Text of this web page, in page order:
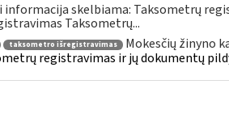
informacija skelbiama: Taksometrų
Taksometrų...
taksometro išregistravimas Mokesčių žinyno
registravimas ir jų dokumentų